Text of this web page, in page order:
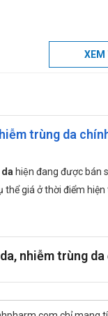
nhiễm trùng do vi
và đáp ứng của
XEM
trùng da
hiện đang được bán
giá ở thời điểm
nhiễm trùng da